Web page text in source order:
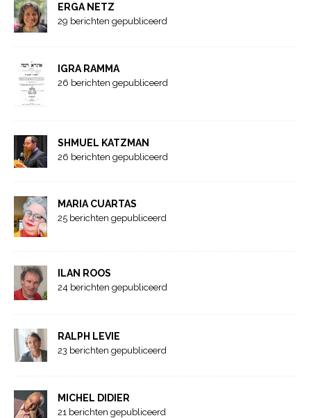
ERGA NETZ
29 berichten gepubliceerd
IGRA RAMMA
26 berichten gepubliceerd
SHMUEL KATZMAN
26 berichten gepubliceerd
MARIA CUARTAS
25 berichten gepubliceerd
ILAN ROOS
24 berichten gepubliceerd
RALPH LEVIE
23 berichten gepubliceerd
MICHEL DIDIER
21 berichten gepubliceerd